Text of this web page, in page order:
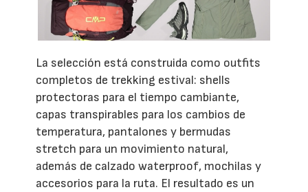
La selección está construida como outfits
completos de trekking estival: shells
protectoras para el tiempo cambiante,
capas transpirables para los cambios de
temperatura, pantalones y bermudas
stretch para un movimiento natural,
además de calzado waterproof, mochilas y
accesorios para la ruta. El resultado es un